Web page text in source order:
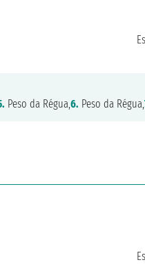
Peso da Régua,6. Peso da Régua,